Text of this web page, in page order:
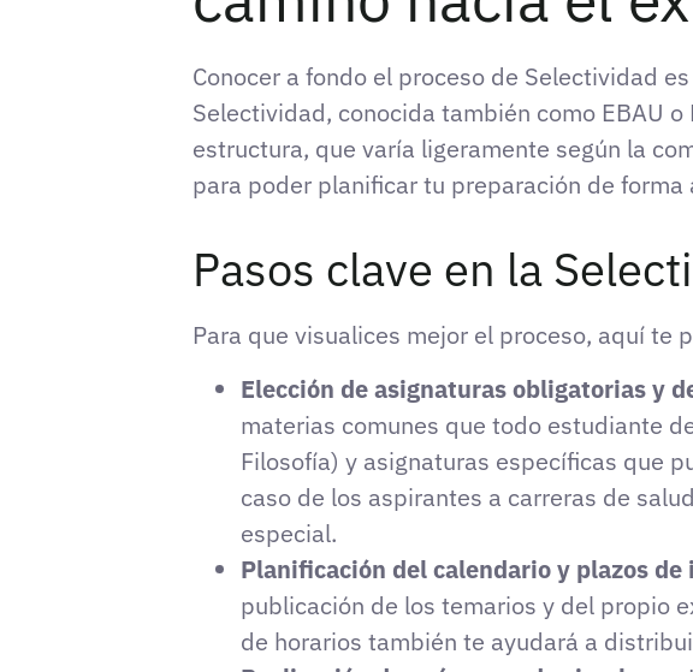
Conocer a fondo el proceso de Selectividad
Selectividad, conocida también como EBAU
estructura, que varía ligeramente según la
para poder planificar tu preparación de forma
Pasos clave en la
Para que visualices mejor el proceso, aquí te
Elección de asignaturas obligatorias y
materias comunes que todo estudiante
Filosofía) y asignaturas específicas que
caso de los aspirantes a carreras de
especial.
Planificación del calendario y plazos de
publicación de los temarios y del propio
de horarios también te ayudará a